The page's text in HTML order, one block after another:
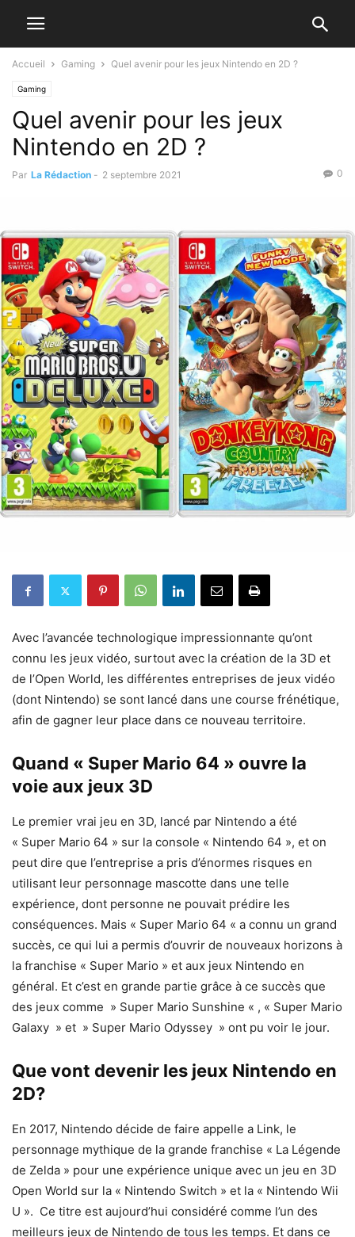
Accueil Gaming Quel avenir pour les jeux Nintendo en 2D ?
Gaming
Quel avenir pour les jeux
Nintendo en 2D ?
Par La Rédaction - 2 septembre 2021 0
Avec l’avancée technologique impressionnante qu’ont
connu les jeux vidéo, surtout avec la création de la 3D et
de l’Open World, les différentes entreprises de jeux vidéo
(dont Nintendo) se sont lancé dans une course frénétique,
afin de gagner leur place dans ce nouveau territoire.
Quand « Super Mario 64 » ouvre la
voie aux jeux 3D
Le premier vrai jeu en 3D, lancé par Nintendo a été
« Super Mario 64 » sur la console « Nintendo 64 », et on
peut dire que l’entreprise a pris d’énormes risques en
utilisant leur personnage mascotte dans une telle
expérience, dont personne ne pouvait prédire les
conséquences. Mais « Super Mario 64 « a connu un grand
succès, ce qui lui a permis d’ouvrir de nouveaux horizons à
la franchise « Super Mario » et aux jeux Nintendo en
général. Et c’est en grande partie grâce à ce succès que
des jeux comme » Super Mario Sunshine « , « Super Mario
Galaxy » et » Super Mario Odyssey » ont pu voir le jour.
Que vont devenir les jeux Nintendo en
2D?
En 2017, Nintendo décide de faire appelle a Link, le
personnage mythique de la grande franchise « La Légende
de Zelda » pour une expérience unique avec un jeu en 3D
Open World sur la « Nintendo Switch » et la « Nintendo Wii
U ». Ce titre est aujourd’hui considéré comme l’un des
meilleurs jeux de Nintendo de tous les temps. Et dans ce